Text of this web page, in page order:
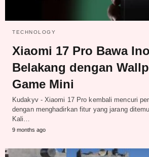
TECHNOLOGY
Xiaomi 17 Pro Bawa
Belakang dengan
Game Mini
Kudakyv - Xiaomi 17 Pro kembali mencuri
dengan menghadirkan fitur yang jarang
Kali…
9 months ago